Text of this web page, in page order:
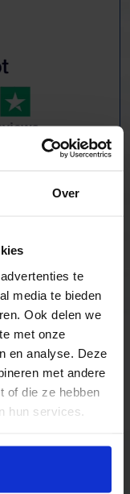
Over
te
media te bieden
Ook delen we
met onze
en analyse. Deze
met andere
of die ze hebben
hun services.
beschikbaar
trappen